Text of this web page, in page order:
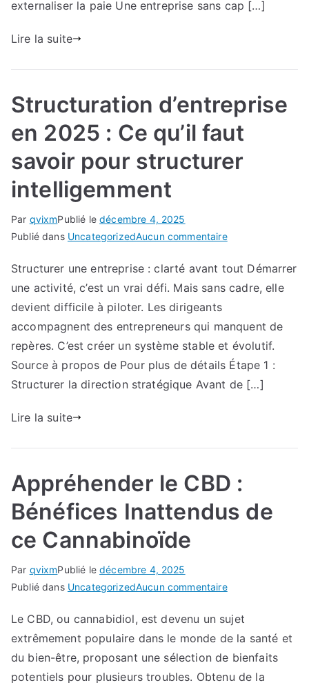
externaliser la paie Une entreprise sans cap […]
Lire la suite
Structuration d’entreprise
en 2025 : Ce qu’il faut
savoir pour structurer
intelligemment
Par qvixmPublié ledécembre 4, 2025
Publié dans UncategorizedAucun commentairesur
d’entreprise
en
:
Ce
qu’il
faut
savoir
Structurer une entreprise : clarté avant tout Démarrer
une activité, c’est un vrai défi. Mais sans cadre, elle
devient difficile à piloter. Les dirigeants
accompagnent des entrepreneurs qui manquent de
repères. C’est créer un système stable et évolutif.
Source à propos de Pour plus de détails Étape 1 :
Structurer la direction stratégique Avant de […]
Lire la suite
Appréhender le CBD :
Bénéfices Inattendus de
ce Cannabinoïde
Par qvixmPublié ledécembre 4, 2025
Publié dans UncategorizedAucun commentairesur
le
CBD
:
Bénéfices
Le CBD, ou cannabidiol, est devenu un sujet
extrêmement populaire dans le monde de la santé et
du bien-être, proposant une sélection de bienfaits
potentiels pour plusieurs troubles. Obtenu de la